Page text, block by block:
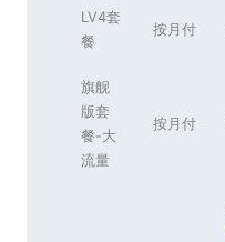
LV4套
餐
按月付
旗舰
版套
餐-大
流量
按月付